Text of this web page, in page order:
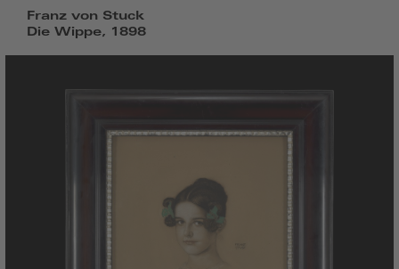
Franz von Stuck
Die Wippe, 1898